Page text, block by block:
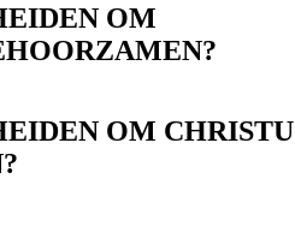
OM
OM